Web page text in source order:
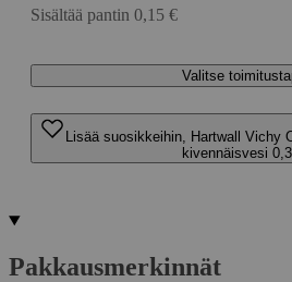
Sisältää pantin 0,15 €
Valitse
Lisää suosikkeihin, Hartwall Vichy
kivennäisvesi
Pakkausmerkinnät